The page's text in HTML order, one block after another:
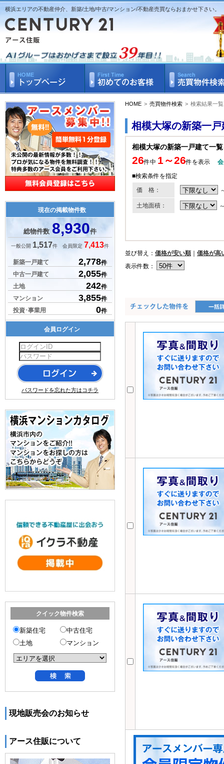
横浜エリアの不動産仲介、新築/土地/中古/マンション/不動産売買ならおまかせ下さい。
HOME > 売買物件検索 > 検索結果一覧
相模大塚の新築一
相模大塚の新築一戸建て一
26件中 1～26件を表示
■検索条件を指定
価 格：
土地面積：
並び替え： 価格が安い順
価格が高
表示件数：
現在の掲載物件数
総物件数 8,930件
一般公開 1,517件 会員限定 7,413件
新築一戸建て 2,778件
中古一戸建て
2,055件
土地
242件
マンション
3,855件
投資･事業用
0件
会員ログイン
パスワードを忘れた方はコチラ
クイック物件検索
新築住宅
中古住宅
土地
マンション
現地販売会のお知らせ
アース住販について